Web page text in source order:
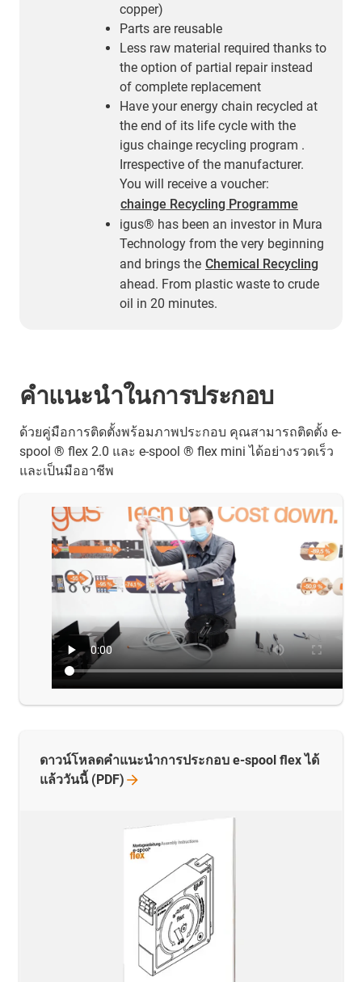
copper)
Parts are reusable
Less raw material required thanks to
the option of partial repair instead
of complete replacement
Have your energy chain recycled at
the end of its life cycle with the
igus chainge recycling program .
Irrespective of the manufacturer.
You will receive a voucher:
chainge Recycling Programme
igus® has been an investor in Mura
Technology from the very beginning
and brings the Chemical Recycling
ahead. From plastic waste to crude
oil in 20 minutes.
คำแนะนำในการประกอบ
ด้วยคู่มือการติดตั้งพร้อมภาพประกอบ คุณสามารถติดตั้ง e-
spool ® flex 2.0 และ e-spool ® flex mini ได้อย่างรวดเร็ว
และเป็นมืออาชีพ
ดาวน์โหลดคำแนะนำการประกอบ e-spool flex ได้
แล้ววันนี้ (PDF)